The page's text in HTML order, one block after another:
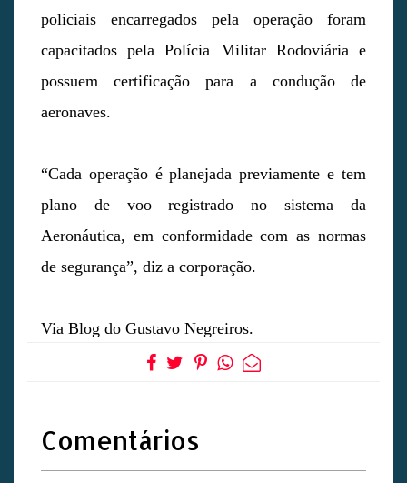
policiais encarregados pela operação foram
capacitados pela Polícia Militar Rodoviária e
possuem certificação para a condução de
aeronaves.
“Cada operação é planejada previamente e tem
plano de voo registrado no sistema da
Aeronáutica, em conformidade com as normas
de segurança”, diz a corporação.
Via Blog do Gustavo Negreiros.
Comentários